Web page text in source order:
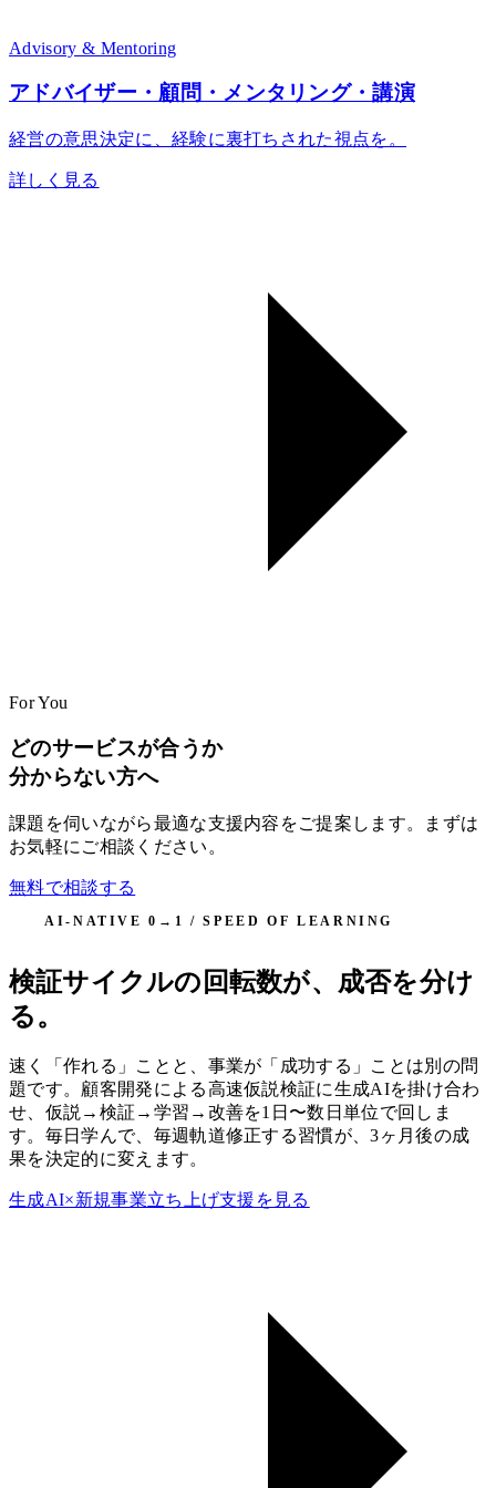
Advisory & Mentoring
アドバイザー・顧問・メンタリング・講演
経営の意思決定に、経験に裏打ちされた視点を。
詳しく見る
For You
どのサービスが合うか
分からない方へ
課題を伺いながら最適な支援内容をご提案します。まずは
お気軽にご相談ください。
無料で相談する
AI-NATIVE 0→1 / SPEED OF LEARNING
検証サイクルの回転数が、成否を分け
る。
速く「作れる」ことと、事業が「成功する」ことは別の問
題です。顧客開発による高速仮説検証に生成AIを掛け合わ
せ、仮説→検証→学習→改善を1日〜数日単位で回しま
す。毎日学んで、毎週軌道修正する習慣が、3ヶ月後の成
果を決定的に変えます。
生成AI×新規事業立ち上げ支援を見る